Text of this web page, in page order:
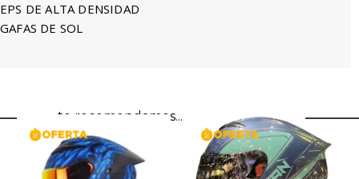
EPS DE ALTA DENSIDAD
GAFAS DE SOL
te recomendamos...